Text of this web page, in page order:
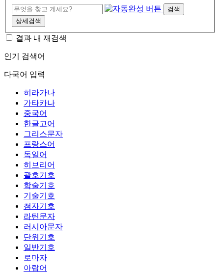
검색
상세검색
결과 내 재검색
인기 검색어
다국어 입력
히라가나
가타카나
중국어
한글고어
그리스문자
프랑스어
독일어
히브리어
괄호기호
학술기호
기술기호
첨자기호
라틴문자
러시아문자
단위기호
일반기호
로마자
아랍어